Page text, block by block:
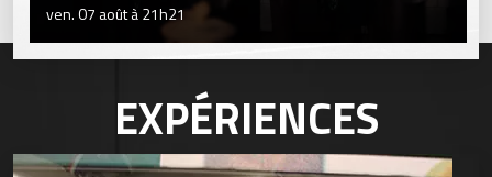
ven. 07 août à 21h21
EXPÉRIENCES